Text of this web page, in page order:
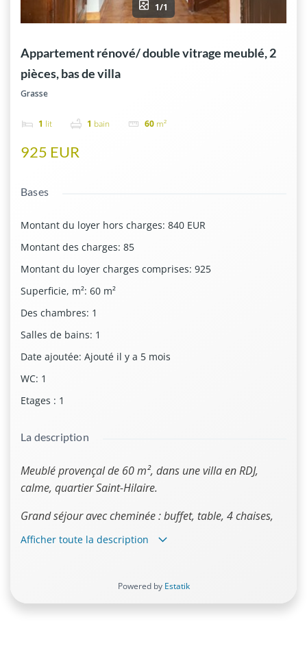
1/1
Appartement rénové/ double vitrage meublé, 2
pièces, bas de villa
Grasse
1 lit 1 bain 60 m²
925 EUR
Bases
Montant du loyer hors charges: 840 EUR
Montant des charges: 85
Montant du loyer charges comprises: 925
Superficie, m²: 60 m²
Des chambres: 1
Salles de bains: 1
Date ajoutée: Ajouté il y a 5 mois
WC: 1
Etages : 1
La description
Meublé provençal de 60 m², dans une villa en RDJ,
calme, quartier Saint-Hilaire.
Grand séjour avec cheminée : buffet, table, 4 chaises,
table basse, meuble télé.
Chambre : lit en 140 x 190, armoire, 2 chevets.
Afficher toute la description
Powered by Estatik